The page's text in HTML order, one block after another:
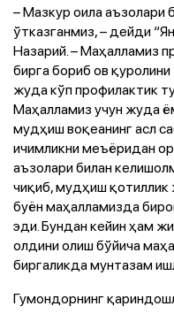
– Мазкур оила аъзолари
ўтказганмиз, – дейди
Назарий. – Маҳалламиз
бирга бориб ов
жуда кўп профилактик
Маҳалламиз учун жуда
мудҳиш воқеанинг асл
ичимликни меъёридан
аъзолари билан
чиқиб, мудҳиш қотиллик
буён маҳалламизда
эди. Бундан кейин ҳам
олдини олиш бўйича
биргаликда мунтазам
Гумондорнинг